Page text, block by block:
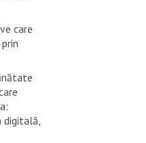
care
digitală,